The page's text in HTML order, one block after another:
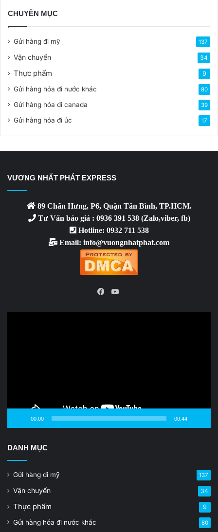
CHUYÊN MỤC
Gửi hàng đi mỹ 137
Vận chuyển 34
Thực phẩm 9
Gửi hàng hóa đi nước khác 80
Gửi hàng hóa đi canada 39
Gửi hàng hóa đi úc 17
VƯƠNG NHẤT PHÁT EXPRESS
89 Chấn Hưng, P6, Quận Tân Bình, TP.HCM.
Tư Vấn báo giá : 0936 391 538 (Zalo,viber, fb)
Hotline: 0932 711 538
Email: info@vuongnhatphat.com
YouTube
00:00 00:44
DANH MỤC
Gửi hàng đi mỹ 137
Vận chuyển 34
Thực phẩm 9
Gửi hàng hóa đi nước khác 80